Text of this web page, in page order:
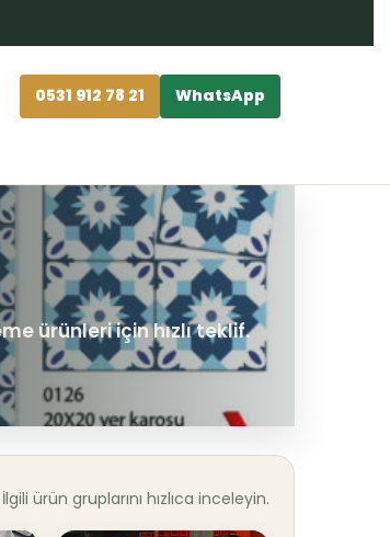
0531 912 78 21 WhatsApp
İlgili ürün gruplarını hızlıca inceleyin.